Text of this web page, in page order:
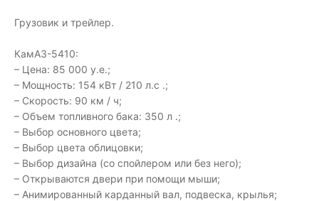
Грузовик и трейлер.
КамАЗ-5410:
– Цена: 85 000 у.е.;
– Мощность: 154 кВт / 210 л.с .;
– Скорость: 90 км / ч;
– Объем топливного бака: 350 л .;
– Выбор основного цвета;
– Выбор цвета облицовки;
– Выбор дизайна (со спойлером или без него);
– Открываются двери при помощи мыши;
– Анимированный карданный вал, подвеска, крылья;